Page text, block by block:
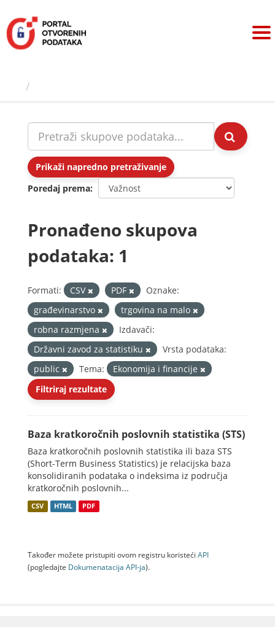
sadržaj
Prikaži napredno pretraživanje
Poredaj prema
Pronađeno skupova
podataka: 1
Formati: CSV PDF
Oznake:
građevinarstvo
trgovina na malo
robna razmjena
Izdavači:
Državni zavod za statistiku
Vrsta podataka:
public
Tema:
Ekonomija i financije
Filtriraj rezultate
Baza kratkoročnih poslovnih statistika (STS)
Baza kratkoročnih poslovnih statistika ili baza STS
(Short-Term Business Statistics) je relacijska baza
konsolidiranih podataka o indeksima iz područja
kratkoročnih poslovnih...
CSV HTML PDF
Također možete pristupiti ovom registru koristeći API
(pogledajte Dokumenаtаcijа API-jа).